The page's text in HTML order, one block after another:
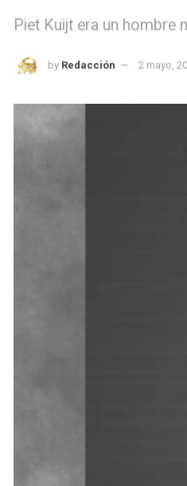
Piet Kuijt era un hombre
by Redacción 2 mayo,